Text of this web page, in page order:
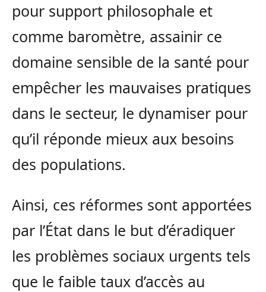
pour support philosophale et
comme baromètre, assainir ce
domaine sensible de la santé pour
empêcher les mauvaises pratiques
dans le secteur, le dynamiser pour
qu’il réponde mieux aux besoins
des populations.
Ainsi, ces réformes sont apportées
par l’État dans le but d’éradiquer
les problèmes sociaux urgents tels
que le faible taux d’accès au